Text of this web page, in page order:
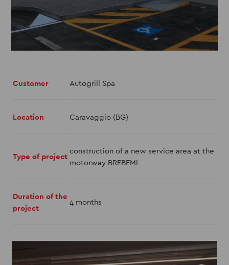
Customer Autogrill Spa
Location Caravaggio (BG)
Type of project
construction of a new service area at the
motorway BREBEMI
Duration of the
project
4 months